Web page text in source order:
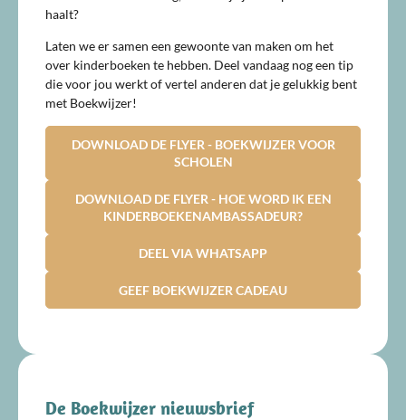
haalt?
Laten we er samen een gewoonte van maken om het
over kinderboeken te hebben. Deel vandaag nog een tip
die voor jou werkt of vertel anderen dat je gelukkig bent
met Boekwijzer!
DOWNLOAD DE FLYER - BOEKWIJZER VOOR
SCHOLEN
DOWNLOAD DE FLYER - HOE WORD IK EEN
KINDERBOEKENAMBASSADEUR?
DEEL VIA WHATSAPP
GEEF BOEKWIJZER CADEAU
De Boekwijzer nieuwsbrief